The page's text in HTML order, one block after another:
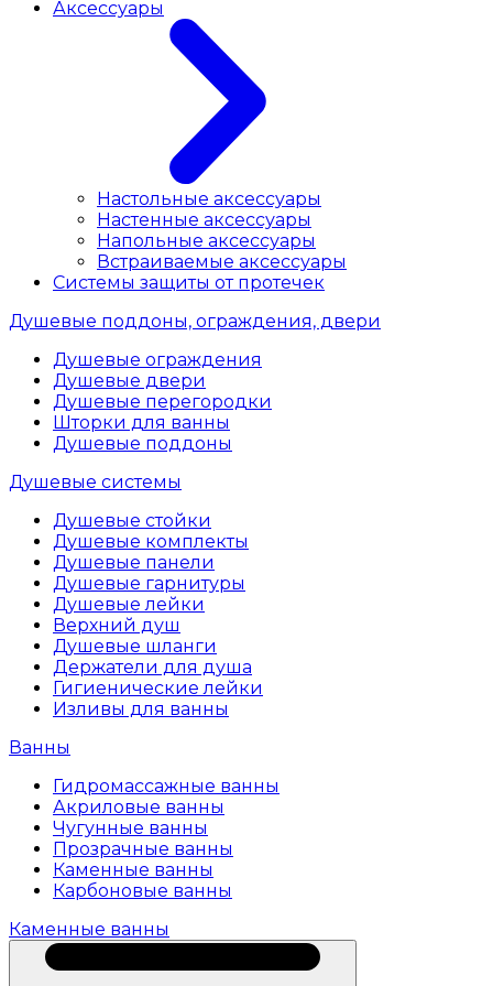
Аксессуары
Настольные аксессуары
Настенные аксессуары
Напольные аксессуары
Встраиваемые аксессуары
Системы защиты от протечек
Душевые поддоны, ограждения, двери
Душевые ограждения
Душевые двери
Душевые перегородки
Шторки для ванны
Душевые поддоны
Душевые системы
Душевые стойки
Душевые комплекты
Душевые панели
Душевые гарнитуры
Душевые лейки
Верхний душ
Душевые шланги
Держатели для душа
Гигиенические лейки
Изливы для ванны
Ванны
Гидромассажные ванны
Акриловые ванны
Чугунные ванны
Прозрачные ванны
Каменные ванны
Карбоновые ванны
Каменные ванны